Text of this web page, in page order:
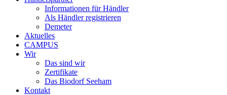
Informationen für Händler
Als Händler registrieren
Demeter
Aktuelles
CAMPUS
Wir
Das sind wir
Zertifikate
Das Biodorf Seeham
Kontakt